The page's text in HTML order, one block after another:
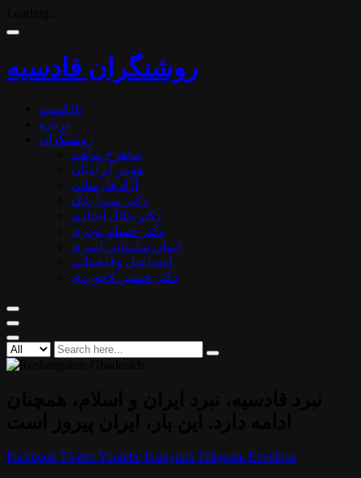
روشنگران قادسیه
پادکست
درباره
روشنگران
شاهرخ شاهید
هومر آبرامیان
آزاد فارسانی
دکتر میترا بابک
دکتر جلال ایجادی
دکتر حسام نوذری
ایمان سلیمانی امیری
اسماعیل وفایغمایی
دکتر حسین لاجوردی
Facebook TwitterYoutube Instagram Telegram Envelope